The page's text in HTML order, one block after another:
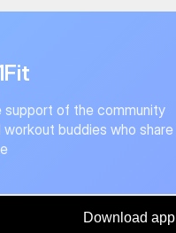
support of the community
workout buddies who share
Download app